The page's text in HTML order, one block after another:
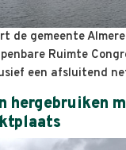
de gemeente
Ruimte
een afsluitend
hergebruiken